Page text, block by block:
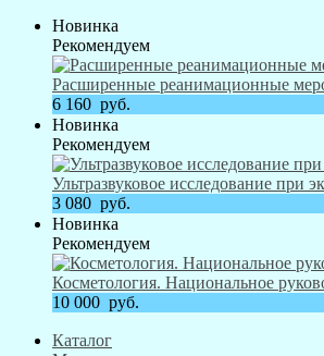
Новинка
Рекомендуем
Расширенные реанимационные
6 160 руб.
Новинка
Рекомендуем
Ультразвуковое исследование при
3 080 руб.
Новинка
Рекомендуем
Косметология. Национальное
10 000 руб.
Каталог